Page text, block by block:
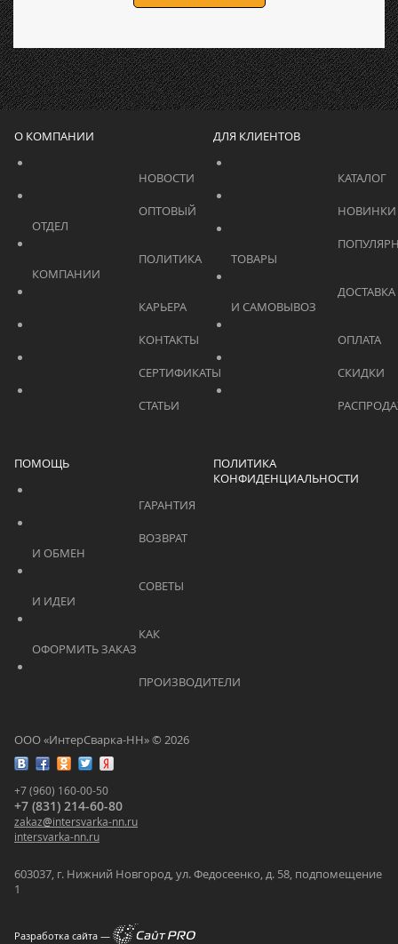
ООО «ИнтерСварка-НН» © 2026
+7 (960) 160-00-50
+7 (831) 214-60-80
zakaz@intersvarka-nn.ru
intersvarka-nn.ru
603037, г. Нижний Новгород, ул. Федосеенко, д. 58, подпомещение
1
Разработка сайта —
О КОМПАНИИ
			    		КАРЬЕРА
ДЛЯ КЛИЕНТОВ
ПОМОЩЬ
ПОЛИТИКА
КОНФИДЕНЦИАЛЬНОСТИ